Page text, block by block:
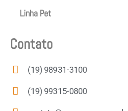
Linha Pet
Contato
(19) 98931-3100
(19) 99315-0800